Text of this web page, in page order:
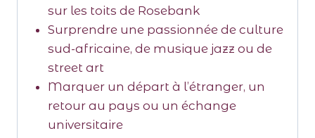
sur les toits de Rosebank
Surprendre une passionnée de culture
sud-africaine, de musique jazz ou de
street art
Marquer un départ à l’étranger, un
retour au pays ou un échange
universitaire